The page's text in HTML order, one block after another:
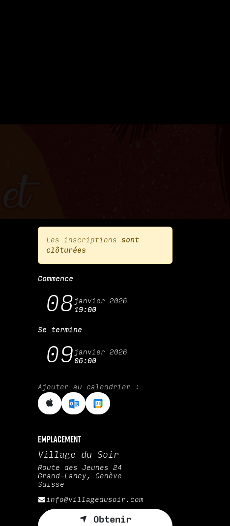
Les inscriptions sont
clôturées
Commence
08 janvier 2026
19:00
Se termine
09 janvier 2026
06:00
Ajouter au calendrier :
Emplacement
Village du Soir
Route des Jeunes 24
Grand-Lancy, Genève
Suisse
info@villagedusoir.com
Obtenir